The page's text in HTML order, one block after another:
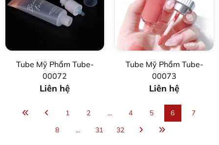
Tube Mỹ Phẩm Tube-
00072
Liên hệ
Tube Mỹ Phẩm Tube-
00073
Liên hệ
1 2 ... 4 5 6
7
8
... 31 32